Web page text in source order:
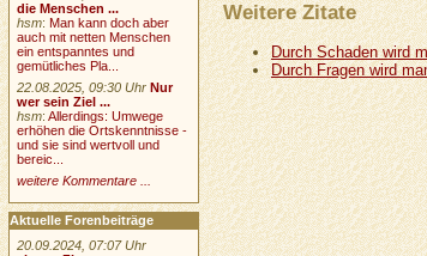
Weitere Zitate
Durch Schaden wird
Durch Fragen wird
die Menschen ...
hsm:Man kann doch aber
auch mit netten Menschen
ein entspanntes und
gemütliches Pla...
22.08.2025, 09:30 Uhr Nur
wer sein Ziel ...
hsm:Allerdings: Umwege
erhöhen die Ortskenntnisse -
und sie sind wertvoll und
bereic...
weitere Kommentare ...
Aktuelle Forenbeiträge
20.09.2024, 07:07 Uhr